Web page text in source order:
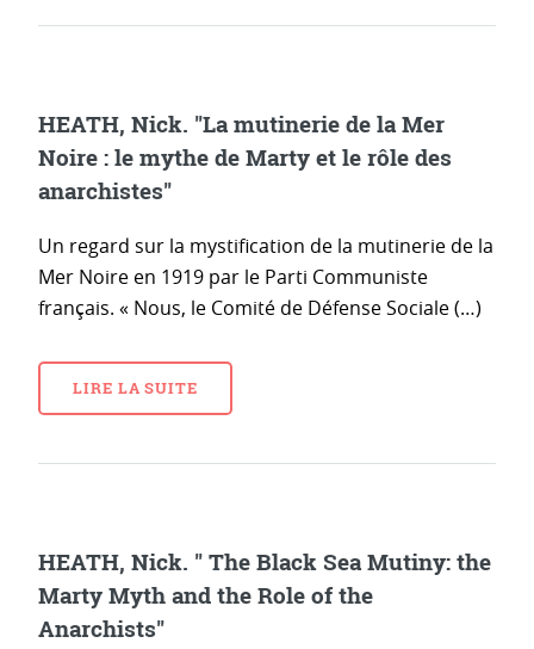
HEATH, Nick. "La mutinerie de la Mer
Noire : le mythe de Marty et le rôle des
anarchistes"
Un regard sur la mystification de la mutinerie de la
Mer Noire en 1919 par le Parti Communiste
français. « Nous, le Comité de Défense Sociale (…)
LIRE LA SUITE
HEATH, Nick. " The Black Sea Mutiny: the
Marty Myth and the Role of the
Anarchists"